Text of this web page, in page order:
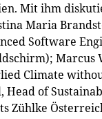
Mit ihm
Maria
Software
Climate
Head of
Zühlke